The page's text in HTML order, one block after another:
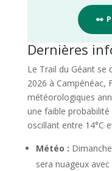
👀
Dernières
Le Trail du Géant se
2026 à Campénéac,
météorologiques
une faible
oscillant entre 14°C
Météo :
sera nuageux